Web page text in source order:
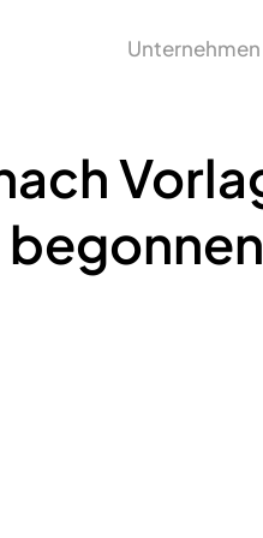
Unternehmen